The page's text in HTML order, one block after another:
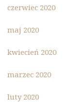
czerwiec 2020
maj 2020
kwiecień 2020
marzec 2020
luty 2020